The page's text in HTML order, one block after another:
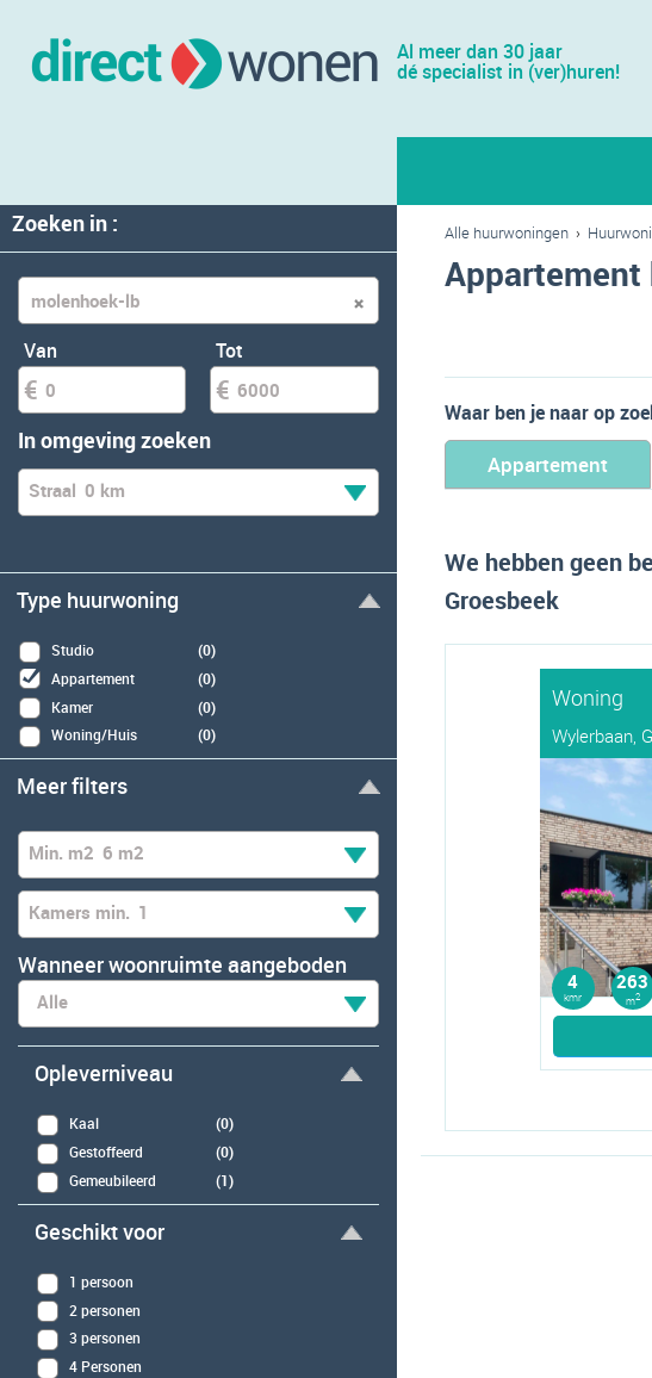
Al meer dan 30 jaar
dé specialist in (ver)huren!
Zoeken in :
Van Tot
In omgeving zoeken
Straal 0 km
Type huurwoning
Studio
(0)
Appartement
(0)
Kamer
(0)
Woning/Huis
(0)
Meer filters
Min. m2 6 m2
Kamers min. 1
Wanneer woonruimte aangeboden
Alle
Opleverniveau
Kaal
(0)
Gestoffeerd
(0)
Gemeubileerd
(1)
Geschikt voor
1 persoon
2 personen
3 personen
4 Personen
Alle huurwoningen ›
Waar ben je naar op
Appartement
We hebben geen
Groesbeek
Woning
Wylerbaan,
4
kmr
263
m2